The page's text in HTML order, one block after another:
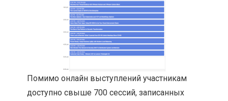
Помимо онлайн выступлений участникам
доступно свыше 700 сессий, записанных